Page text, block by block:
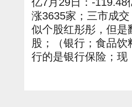
涨3635家；三市成
似个股红彤彤，但是
股；（银行；食品
行的是银行保险；现